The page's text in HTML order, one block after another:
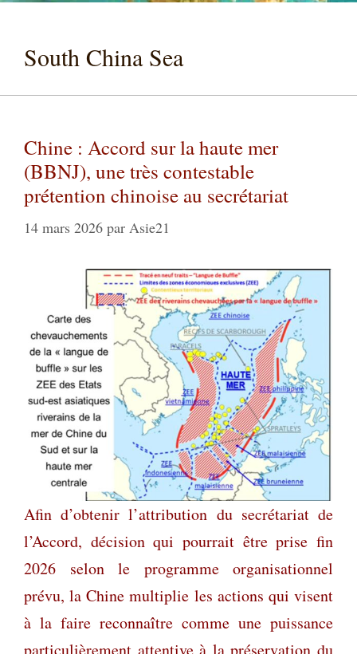
South China Sea
Chine : Accord sur la haute mer
(BBNJ), une très contestable
prétention chinoise au secrétariat
14 mars 2026 par Asie21
Afin d’obtenir l’attribution du secrétariat de
l’Accord, décision qui pourrait être prise fin
2026 selon le programme organisationnel
prévu, la Chine multiplie les actions qui visent
à la faire reconnaître comme une puissance
particulièrement attentive à la préservation du